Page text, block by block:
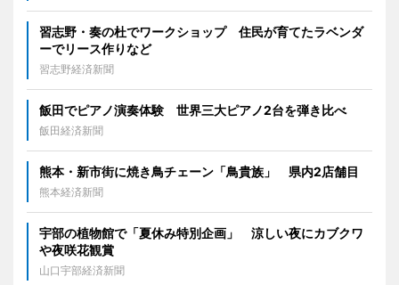
習志野・奏の杜でワークショップ 住民が育てたラベンダ
ーでリース作りなど
習志野経済新聞
飯田でピアノ演奏体験 世界三大ピアノ2台を弾き比べ
飯田経済新聞
熊本・新市街に焼き鳥チェーン「鳥貴族」 県内2店舗目
熊本経済新聞
宇部の植物館で「夏休み特別企画」 涼しい夜にカブクワ
や夜咲花観賞
山口宇部経済新聞